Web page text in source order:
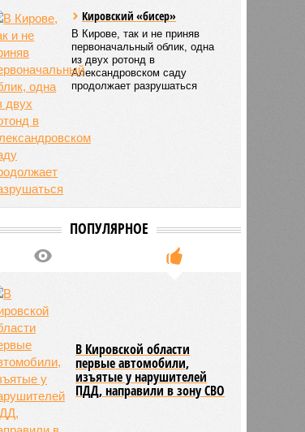
Кировский «бисер»
В Кирове, так и не приняв
первоначальный облик, одна
из двух ротонд в
Александровском саду
продолжает разрушаться
ПОПУЛЯРНОЕ
В Кировской области
первые автомобили,
изъятые у нарушителей
ПДД, направили в зону СВО